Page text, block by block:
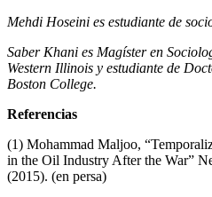
Mehdi Hoseini es estudiante de
Saber Khani es Magíster en
Western Illinois y estudiante de
Boston College.
Referencias
(1) Mohammad Maljoo,
in the Oil Industry After the War”
(2015). (en persa)